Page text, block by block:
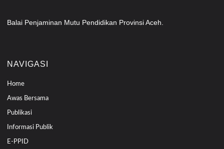
Balai Penjaminan Mutu Pendidikan Provinsi Aceh.
NAVIGASI
Home
Awas Bersama
Publikasi
Informasi Publik
E-PPID